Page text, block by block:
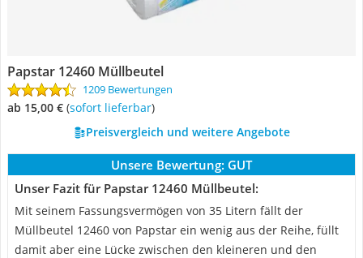
Papstar 12460 Müllbeutel
1209 Bewertungen
ab 15,00 € ( Sofort lieferbar)
Preisvergleich und weitere Angebote
Unsere Bewertung: GUT
Unser Fazit für Papstar 12460 Müllbeutel:
Mit seinem Fassungsvermögen von 35 Litern fällt der
Müllbeutel 12460 von Papstar ein wenig aus der Reihe, füllt
damit aber eine Lücke zwischen den kleineren und den